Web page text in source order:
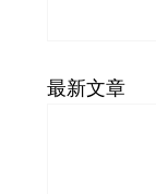
最新文章